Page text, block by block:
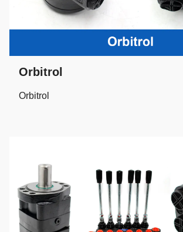
Orbitrol
Orbitrol